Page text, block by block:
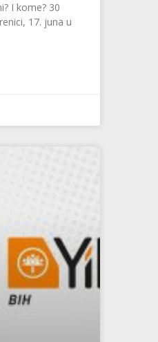
I kome? 30
17. juna u